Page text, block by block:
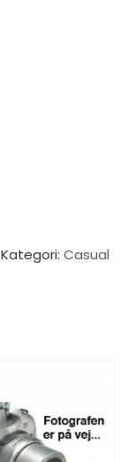
Kategori: Casual